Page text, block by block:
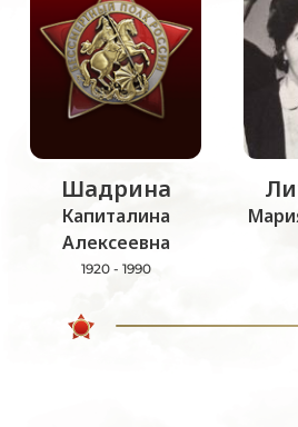
Шадрина
Капиталина
Алексеевна
1920 - 1990